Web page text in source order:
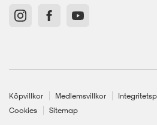
Köpvillkor Medlemsvillkor
Cookies
Sitemap